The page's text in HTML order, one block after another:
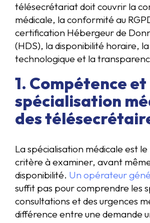
télésecrétariat doit couvrir la
médicale, la conformité au
certification Hébergeur de
(HDS), la disponibilité horaire,
technologique et la
1. Compétence et
spécialisation
des
La spécialisation médicale est
critère à examiner, avant
disponibilité. Un opérateur
suffit pas pour comprendre les
consultations et des urgences
différence entre une demande